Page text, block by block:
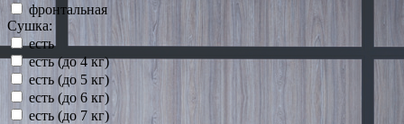
фронтальная
Сушка:
есть
есть (до 4 кг)
есть (до 5 кг)
есть (до 6 кг)
есть (до 7 кг)